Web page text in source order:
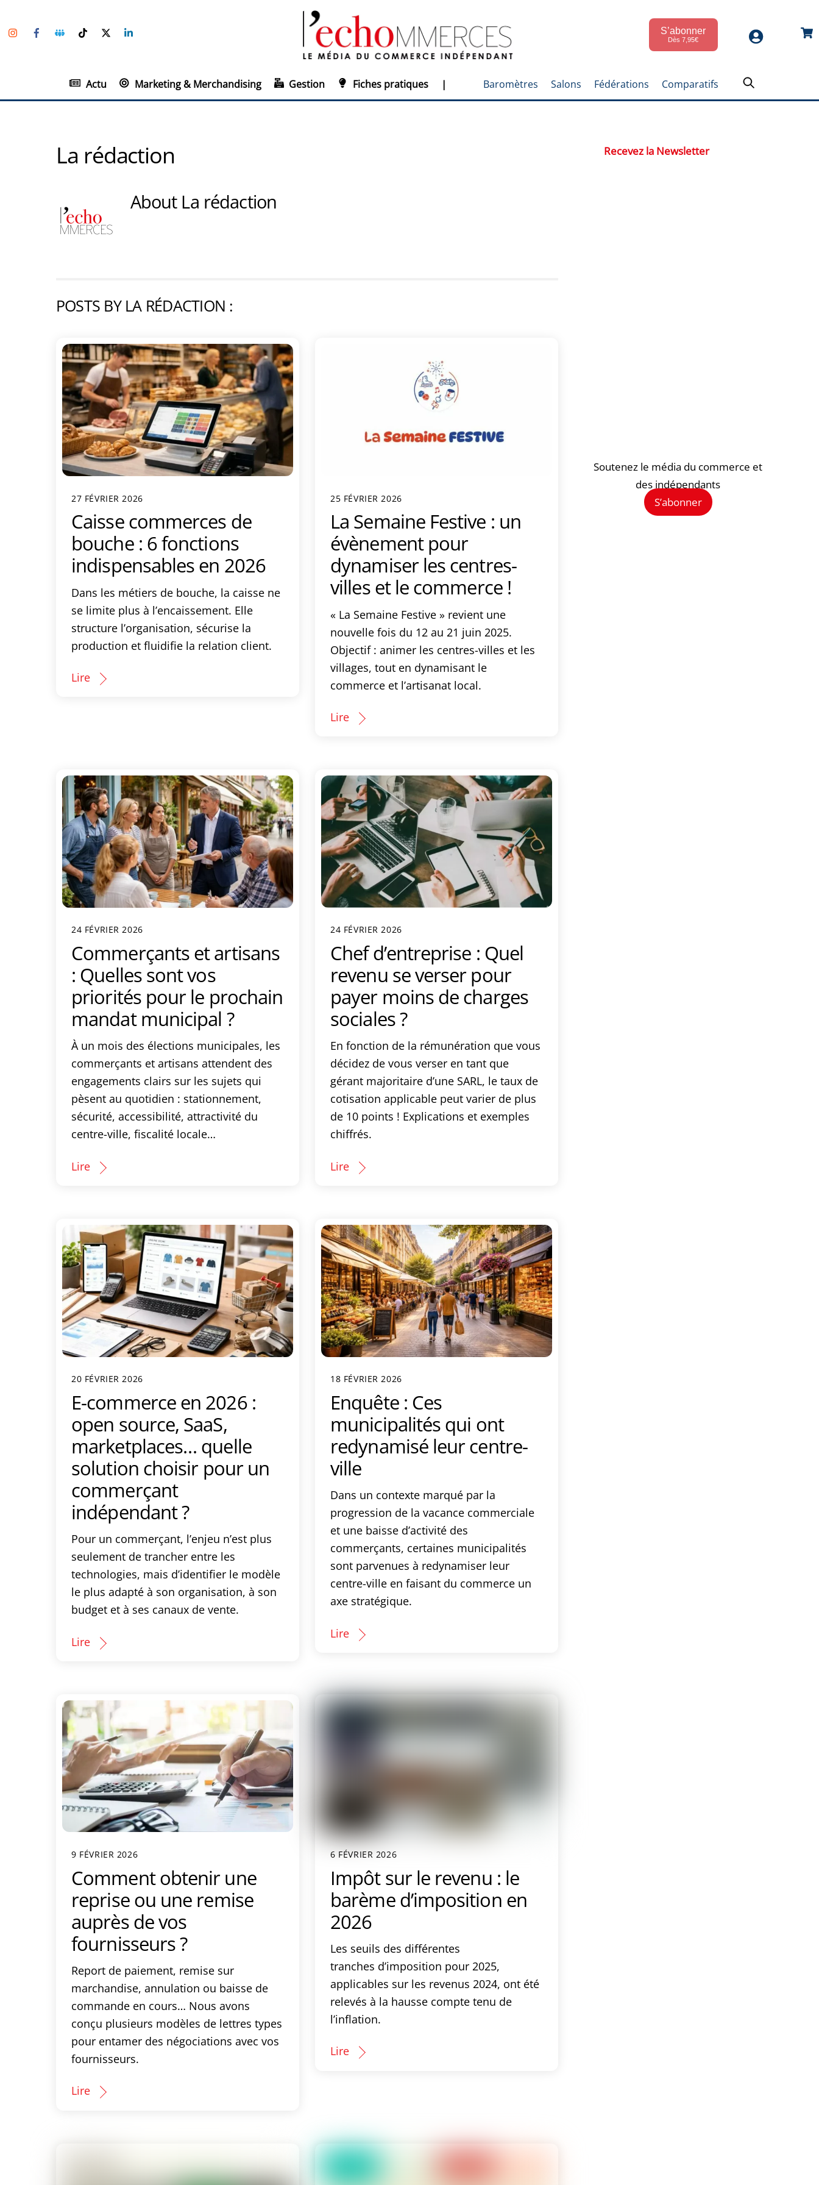
to
InstagramFacebookGroupe
Facebook
TikTokTwitter S’abonner
Dès 7,95€
Actu Marketing & Merchandising Gestion Fiches pratiques | Baromètres Salons Fédérations Comparatifs
La rédaction
About La rédaction
POSTS BY LA RÉDACTION :
27 FÉVRIER 2026
Caisse commerces de
bouche : 6 fonctions
indispensables en 2026
Dans les métiers de bouche, la caisse ne
se limite plus à l’encaissement. Elle
structure l’organisation, sécurise la
production et fluidifie la relation client.
Lire
25 FÉVRIER 2026
La Semaine Festive : un
évènement pour
dynamiser les centres-
villes et le commerce !
« La Semaine Festive » revient une
nouvelle fois du 12 au 21 juin 2025.
Objectif : animer les centres-villes et les
villages, tout en dynamisant le
commerce et l’artisanat local.
Lire
24 FÉVRIER 2026
Commerçants et artisans
: Quelles sont vos
priorités pour le prochain
mandat municipal ?
À un mois des élections municipales, les
commerçants et artisans attendent des
engagements clairs sur les sujets qui
pèsent au quotidien : stationnement,
sécurité, accessibilité, attractivité du
centre-ville, fiscalité locale…
Lire
24 FÉVRIER 2026
Chef d’entreprise : Quel
revenu se verser pour
payer moins de charges
sociales ?
En fonction de la rémunération que vous
décidez de vous verser en tant que
gérant majoritaire d’une SARL, le taux de
cotisation applicable peut varier de plus
de 10 points ! Explications et exemples
chiffrés.
Lire
20 FÉVRIER 2026
E-commerce en 2026 :
open source, SaaS,
marketplaces… quelle
solution choisir pour un
commerçant
indépendant ?
Pour un commerçant, l’enjeu n’est plus
seulement de trancher entre les
technologies, mais d’identifier le modèle
le plus adapté à son organisation, à son
budget et à ses canaux de vente.
Lire
18 FÉVRIER 2026
Enquête : Ces
municipalités qui ont
redynamisé leur centre-
ville
Dans un contexte marqué par la
progression de la vacance commerciale
et une baisse d’activité des
commerçants, certaines municipalités
sont parvenues à redynamiser leur
centre-ville en faisant du commerce un
axe stratégique.
Lire
9 FÉVRIER 2026
Comment obtenir une
reprise ou une remise
auprès de vos
fournisseurs ?
Report de paiement, remise sur
marchandise, annulation ou baisse de
commande en cours… Nous avons
conçu plusieurs modèles de lettres types
pour entamer des négociations avec vos
fournisseurs.
Lire
6 FÉVRIER 2026
Impôt sur le revenu : le
barème d’imposition en
2026
Les seuils des différentes
tranches d’imposition pour 2025,
applicables sur les revenus 2024, ont été
relevés à la hausse compte tenu de
l’inflation.
Lire
Recevez la Newsletter
Soutenez le média du commerce et
des indépendants
S’abonner